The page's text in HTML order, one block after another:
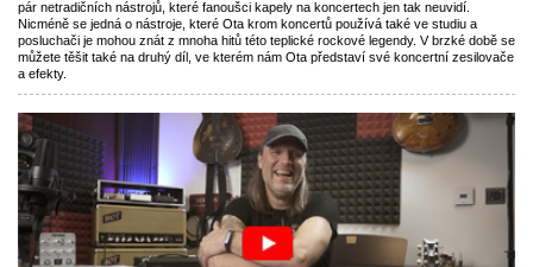
pár netradičních nástrojů, které fanoušci kapely na koncertech jen tak neuvidí.
Nicméně se jedná o nástroje, které Ota krom koncertů používá také ve studiu a
posluchači je mohou znát z mnoha hitů této teplické rockové legendy. V brzké době se
můžete těšit také na druhý díl, ve kterém nám Ota představí své koncertní zesilovače
a efekty.